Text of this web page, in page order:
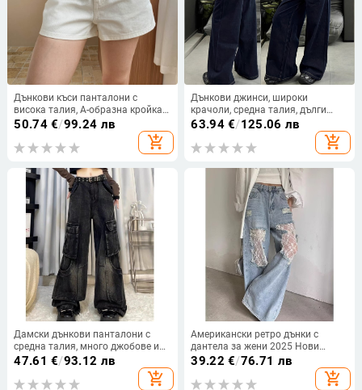
Дънкови къси панталони с
висока талия, А-образна кройка и
широк крак, дължина три
четвърти, патчворк детайл,
съдържание на памук 95% и
50.74€/99.24 лв
add_shopping_cart
Дънкови джинси, широки
крачоли, средна талия, дълги
панталони, смес памук-спандекс
63.94€/125.06 лв
add_shopping_cart
Дамски дънкови панталони с
средна талия, много джобове и
широки крачоли, деним
47.61 €/93.12 лв
add_shopping_cart
Американски ретро дънки с
дантела за жени 2025 Нови
ежедневни универсални скъсани
прави широки панталони с
кръстосана талия
39.22 €/76.71 лв
add_shopping_cart